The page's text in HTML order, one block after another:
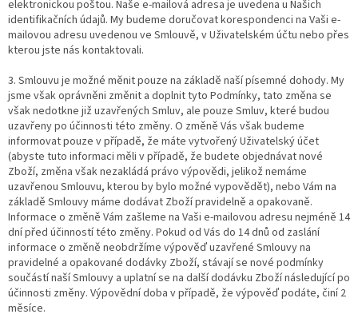
elektronickou poštou. Naše e-mailová adresa je uvedena u Našich
identifikačních údajů. My budeme doručovat korespondenci na Vaši e-
mailovou adresu uvedenou ve Smlouvě, v Uživatelském účtu nebo přes
kterou jste nás kontaktovali.
3. Smlouvu je možné měnit pouze na základě naší písemné dohody. My
jsme však oprávněni změnit a doplnit tyto Podmínky, tato změna se
však nedotkne již uzavřených Smluv, ale pouze Smluv, které budou
uzavřeny po účinnosti této změny. O změně Vás však budeme
informovat pouze v případě, že máte vytvořený Uživatelský účet
(abyste tuto informaci měli v případě, že budete objednávat nové
Zboží, změna však nezakládá právo výpovědi, jelikož nemáme
uzavřenou Smlouvu, kterou by bylo možné vypovědět), nebo Vám na
základě Smlouvy máme dodávat Zboží pravidelně a opakovaně.
Informace o změně Vám zašleme na Vaši e-mailovou adresu nejméně 14
dní před účinností této změny. Pokud od Vás do 14 dnů od zaslání
informace o změně neobdržíme výpověď uzavřené Smlouvy na
pravidelné a opakované dodávky Zboží, stávají se nové podmínky
součástí naší Smlouvy a uplatní se na další dodávku Zboží následující po
účinnosti změny. Výpovědní doba v případě, že výpověď podáte, činí 2
měsíce.